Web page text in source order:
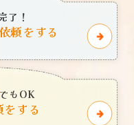
了！
頼をする
でもOK
する